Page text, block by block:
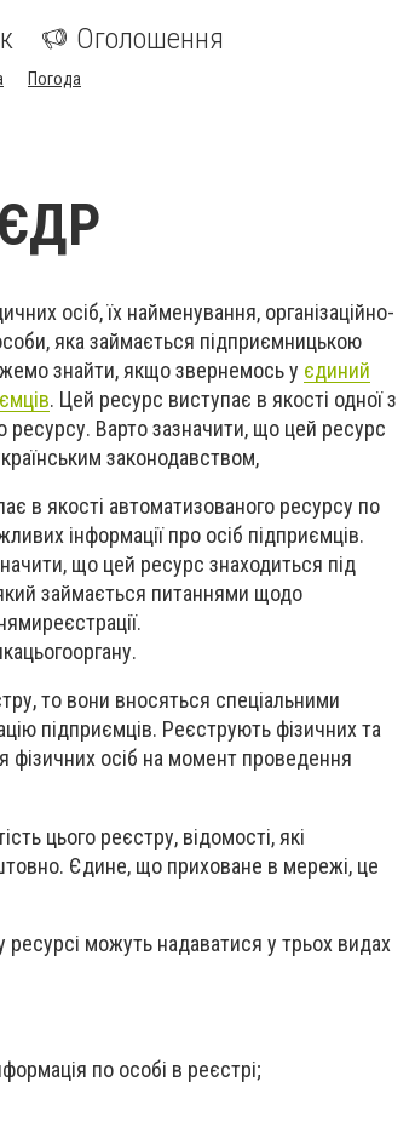
Оголошення
Погода
осіб, їх найменування, організаційно-
яка займається підприємницькою
знайти, якщо звернемось у єдиний
. Цей ресурс виступає в якості одної з
ресурсу. Варто зазначити, що цей ресурс
законодавством,
в якості автоматизованого ресурсу по
інформації про осіб підприємців.
що цей ресурс знаходиться під
займається питаннями щодо
то вони вносяться спеціальними
підприємців. Реєструють фізичних та
фізичних осіб на момент проведення
цього реєстру, відомості, які
Єдине, що приховане в мережі, це
ресурсі можуть надаватися у трьох видах
по особі в реєстрі;